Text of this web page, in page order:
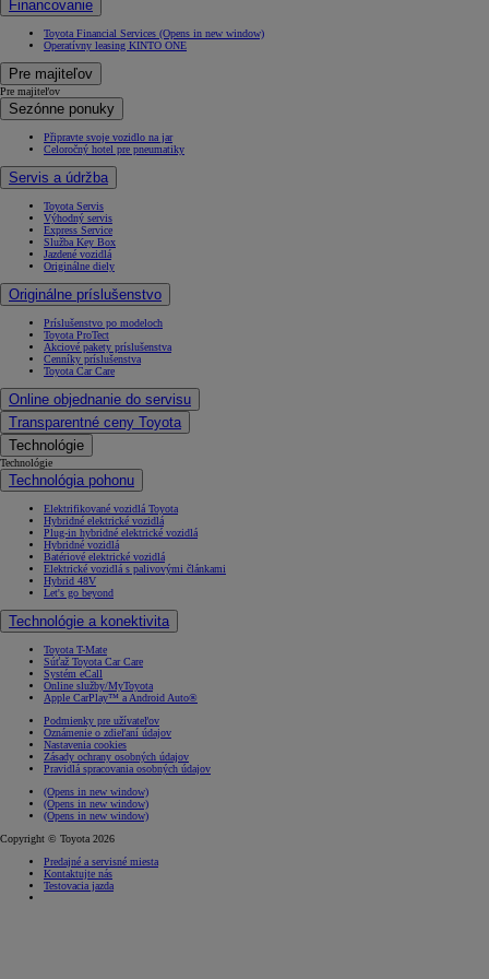
Financovanie
Toyota Financial Services (Opens in new window)
Operatívny leasing KINTO ONE
Pre majiteľov
Pre majiteľov
Sezónne ponuky
Připravte svoje vozidlo na jar
Celoročný hotel pre pneumatiky
Servis a údržba
Toyota Servis
Výhodný servis
Express Service
Služba Key Box
Jazdené vozidlá
Originálne diely
Originálne príslušenstvo
Príslušenstvo po modeloch
Toyota ProTect
Akciové pakety príslušenstva
Cenníky príslušenstva
Toyota Car Care
Online objednanie do servisu
Transparentné ceny Toyota
Technológie
Technológie
Technológia pohonu
Elektrifikované vozidlá Toyota
Hybridné elektrické vozidlá
Plug-in hybridné elektrické vozidlá
Hybridné vozidlá
Batériové elektrické vozidlá
Elektrické vozidlá s palivovými článkami
Hybrid 48V
Let's go beyond
Technológie a konektivita
Toyota T-Mate
Súťaž Toyota Car Care
Systém eCall
Online služby/MyToyota
Apple CarPlay™ a Android Auto®
Podmienky pre užívateľov
Oznámenie o zdieľaní údajov
Nastavenia cookies
Zásady ochrany osobných údajov
Pravidlá spracovania osobných údajov
(Opens in new window)
(Opens in new window)
(Opens in new window)
Copyright © Toyota 2026
Predajné a servisné miesta
Kontaktujte nás
Testovacia jazda